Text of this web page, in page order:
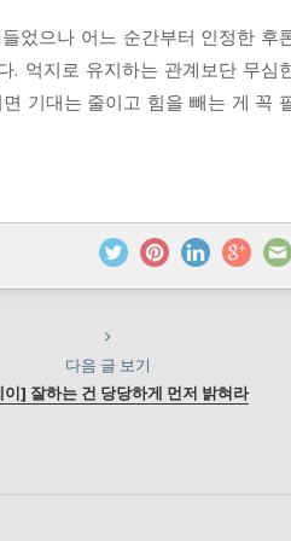
었으나 어느 순간부터 인정한 후
. 억지로 유지하는 관계보단 무심
기대는 줄이고 힘을 빼는 게 꼭
다음 글 보기
이] 잘하는 건 당당하게 먼저 밝혀라